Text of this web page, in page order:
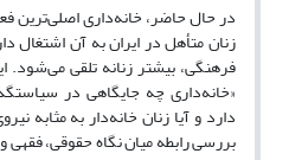
زنان متأهل در ایران به آن اشتغال
فرهنگی، بیشتر زنانه تلقی
«خانه‌داری چه جایگاهی در
دارد و آیا زنان خانه‌دار به ‌مثابه
بررسی رابطه میان نگاه حقوقی،